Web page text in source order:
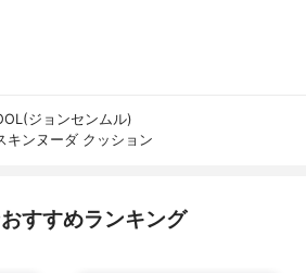
ジョンセンムル)
キンヌーダ クッション
すすめランキング